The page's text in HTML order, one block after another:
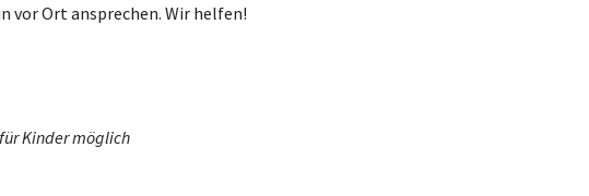
vor Ort ansprechen. Wir helfen!
Kinder möglich